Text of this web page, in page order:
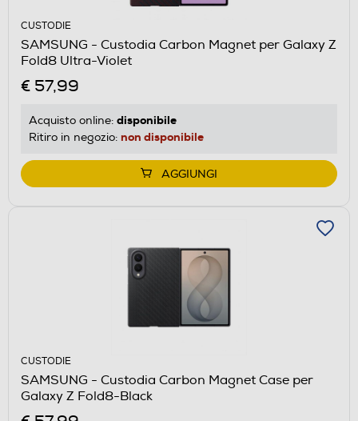
CUSTODIE
SAMSUNG - Custodia Carbon Magnet per Galaxy Z
Fold8 Ultra-Violet
€ 57,99
Acquisto online: disponibile
Ritiro in negozio: non disponibile
AGGIUNGI
CUSTODIE
SAMSUNG - Custodia Carbon Magnet Case per
Galaxy Z Fold8-Black